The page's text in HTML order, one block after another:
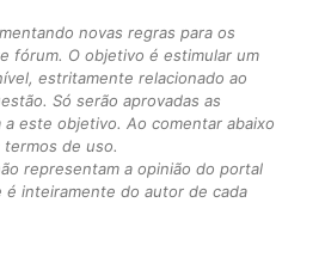
novas regras para os
fórum. O objetivo é estimular um
estritamente relacionado ao
Só serão aprovadas as
este objetivo. Ao comentar abaixo
de uso.
representam a opinião do portal
é inteiramente do autor de cada